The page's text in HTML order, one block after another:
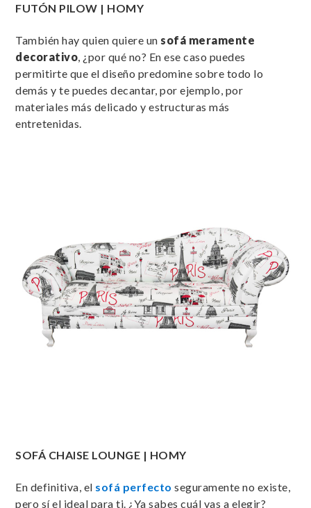
FUTÓN PILOW | HOMY
También hay quien quiere un sofá meramente
decorativo , ¿por qué no? En ese caso puedes
permitirte que el diseño predomine sobre todo lo
demás y te puedes decantar, por ejemplo, por
materiales más delicado y estructuras más
entretenidas.
SOFÁ CHAISE LOUNGE | HOMY
En definitiva, el sofá perfecto seguramente no existe,
pero sí el ideal para ti. ¿Ya sabes cuál vas a elegir?